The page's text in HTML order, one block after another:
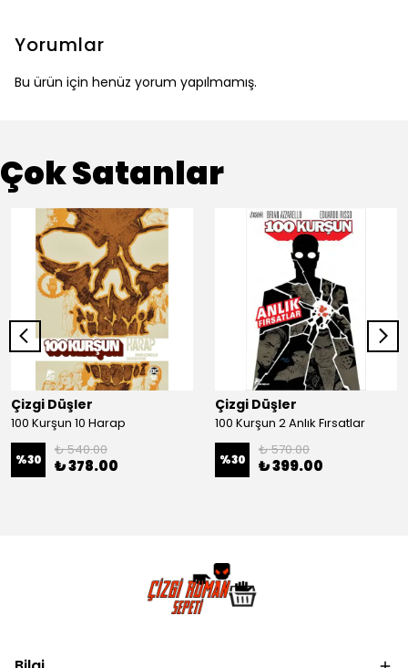
Yorumlar
Bu ürün için henüz yorum yapılmamış.
Çok Satanlar
Çizgi Düşler
100 Kurşun 10 Harap
%30
₺ 540.00
₺ 378.00
Çizgi Düşler
100 Kurşun 2 Anlık Fırsatlar
%30
₺ 570.00
₺ 399.00